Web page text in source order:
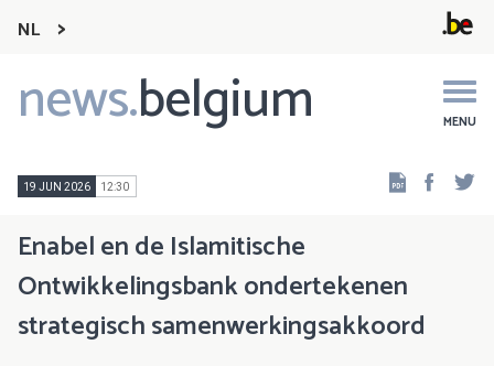
NL
news.belgium MENU
Main
navigation
19 JUN 2026 12:30
Enabel en de Islamitische
Ontwikkelingsbank ondertekenen
strategisch samenwerkingsakkoord